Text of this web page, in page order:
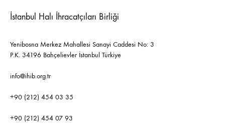
İstanbul Halı İhracatçıları Birliği
Yenibosna Merkez Mahallesi Sanayi Caddesi No: 3
P.K. 34196 Bahçelievler İstanbul Türkiye
info@ihib.org.tr
+90 (212) 454 03 35
+90 (212) 454 07 93